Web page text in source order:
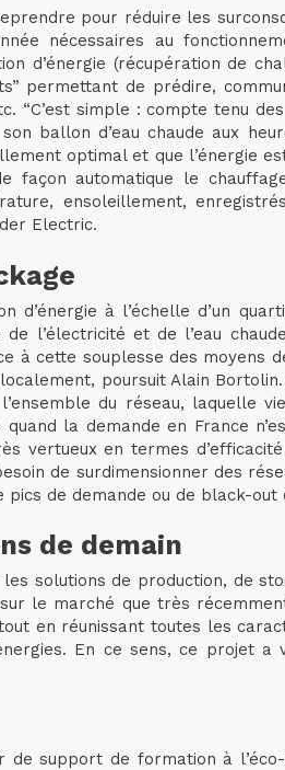
pour réduire les
nécessaires au
d’énergie (récupération de
permettant de prédire,
“C’est simple : compte tenu
ballon d’eau chaude aux
optimal et que l’énergie
automatique le
ensoleillement,
Electric.
à l’échelle d’un
l’électricité et de l’eau
à cette souplesse des moyens
poursuit Alain
du réseau, laquelle
la demande en France
vertueux en termes
de surdimensionner des
de demande ou de black-out
de demain
solutions de production, de
le marché que très
en réunissant toutes les
En ce sens, ce projet a
support de formation à